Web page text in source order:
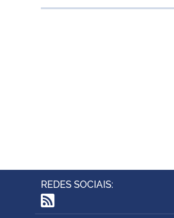
REDES SOCIAIS: